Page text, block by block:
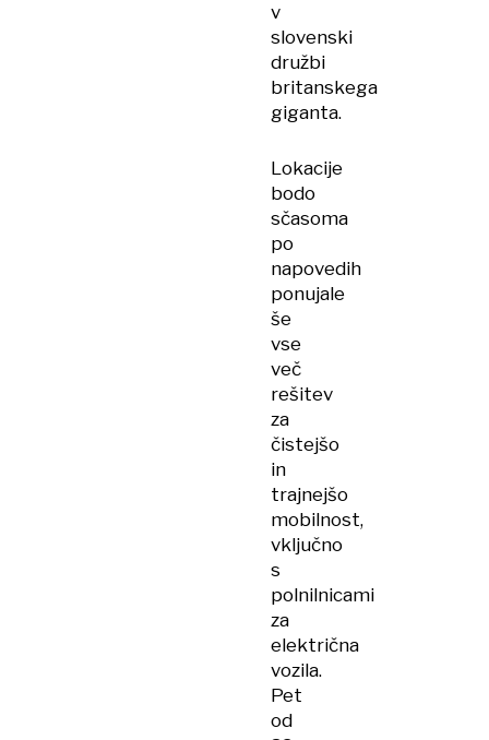
v
slovenski
družbi
britanskega
giganta.
Lokacije
bodo
sčasoma
po
napovedih
ponujale
še
vse
več
rešitev
za
čistejšo
in
trajnejšo
mobilnost,
vključno
s
polnilnicami
za
električna
vozila.
Pet
od